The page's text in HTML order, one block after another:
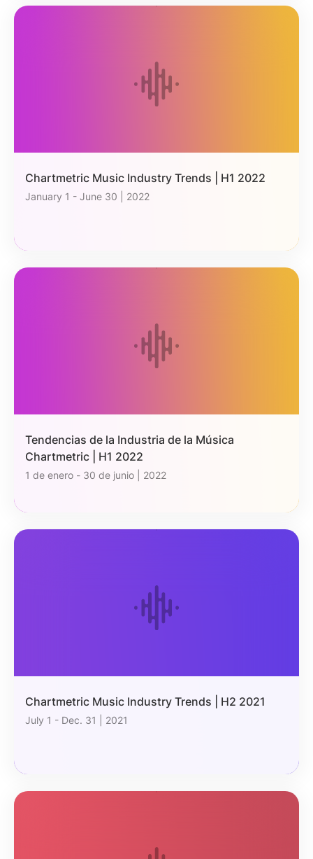
Chartmetric Music Industry Trends | H1 2022
January 1 - June 30 | 2022
Tendencias de la Industria de la Música
Chartmetric | H1 2022
1 de enero - 30 de junio | 2022
Chartmetric Music Industry Trends | H2 2021
July 1 - Dec. 31 | 2021